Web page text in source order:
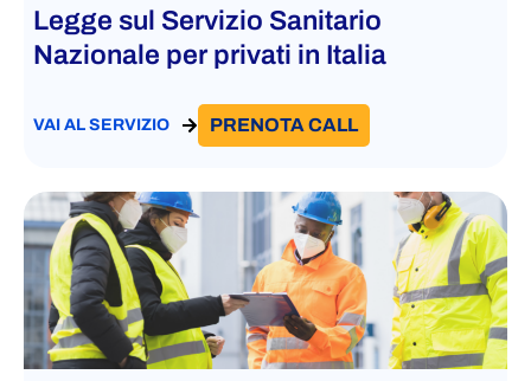
Legge sul Servizio Sanitario
Nazionale per privati in Italia
VAI AL SERVIZIO PRENOTA CALL